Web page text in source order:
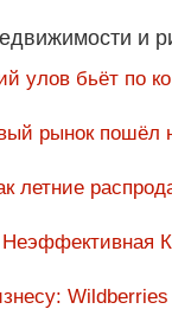
и
улов бьёт по
рынок
летние